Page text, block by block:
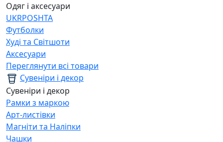
Одяг і аксесуари
UKRPOSHTA
Футболки
Худі та Світшоти
Аксесуари
Переглянути всі товари
Сувеніри і декор
Сувеніри і декор
Рамки з маркою
Арт-листівки
Магніти та Наліпки
Чашки